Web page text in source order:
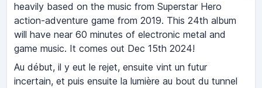
heavily based on the music from Superstar Hero
action-adventure game from 2019. This 24th album
will have near 60 minutes of electronic metal and
game music. It comes out Dec 15th 2024!
Au début, il y eut le rejet, ensuite vint un futur
incertain, et puis ensuite la lumière au bout du tunnel